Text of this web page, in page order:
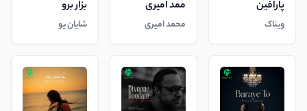
پارافین
ویناک
ممد امیری
محمد امیری
بزار برو
شایان یو